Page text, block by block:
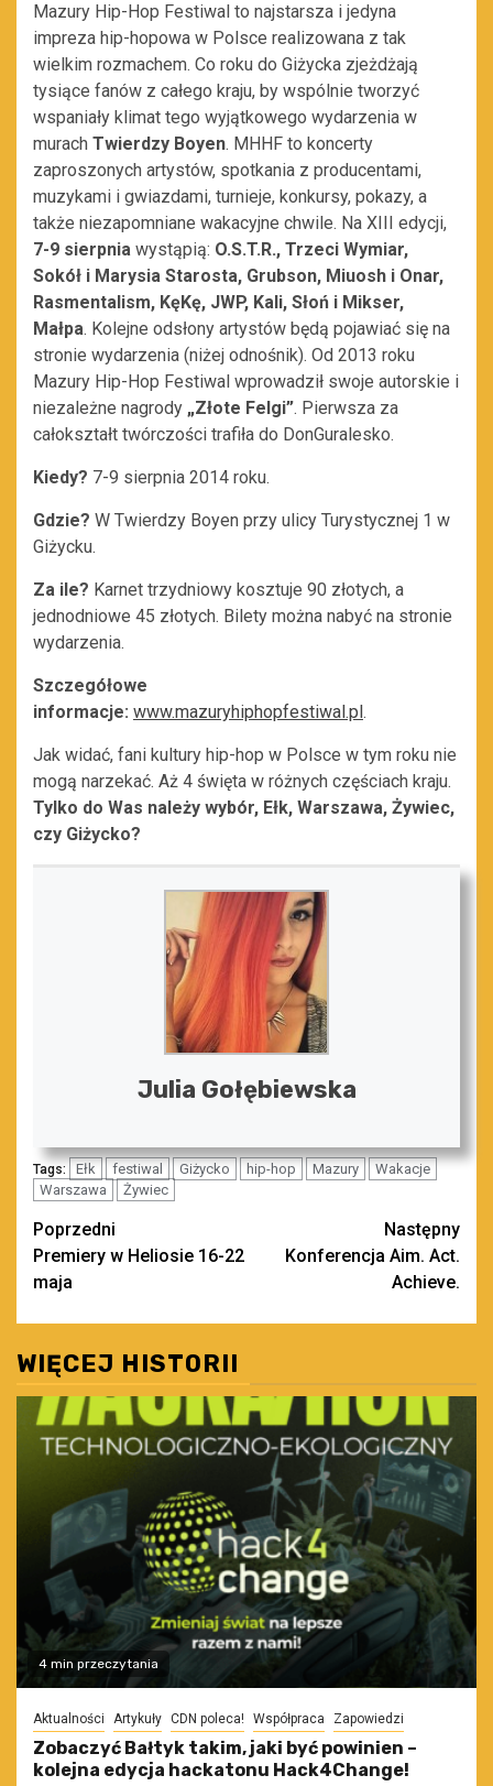
Mazury Hip-Hop Festiwal to najstarsza i jedyna
impreza hip-hopowa w Polsce realizowana z tak
wielkim rozmachem. Co roku do Giżycka zjeżdżają
tysiące fanów z całego kraju, by wspólnie tworzyć
wspaniały klimat tego wyjątkowego wydarzenia w
murach Twierdzy Boyen. MHHF to koncerty
zaproszonych artystów, spotkania z producentami,
muzykami i gwiazdami, turnieje, konkursy, pokazy, a
także niezapomniane wakacyjne chwile. Na XIII edycji,
7-9 sierpnia wystąpią: O.S.T.R., Trzeci Wymiar,
Sokół i Marysia Starosta, Grubson, Miuosh i Onar,
Rasmentalism, KęKę, JWP, Kali, Słoń i Mikser,
Małpa. Kolejne odsłony artystów będą pojawiać się na
stronie wydarzenia (niżej odnośnik). Od 2013 roku
Mazury Hip-Hop Festiwal wprowadził swoje autorskie i
niezależne nagrody „Złote Felgi”. Pierwsza za
całokształt twórczości trafiła do DonGuralesko.
Kiedy? 7-9 sierpnia 2014 roku.
Gdzie? W Twierdzy Boyen przy ulicy Turystycznej 1 w
Giżycku.
Za ile? Karnet trzydniowy kosztuje 90 złotych, a
jednodniowe 45 złotych. Bilety można nabyć na stronie
wydarzenia.
Szczegółowe
informacje: www.mazuryhiphopfestiwal.pl .
Jak widać, fani kultury hip-hop w Polsce w tym roku nie
mogą narzekać. Aż 4 święta w różnych częściach kraju.
Tylko do Was należy wybór, Ełk, Warszawa, Żywiec,
czy Giżycko?
Julia Gołębiewska
Tags: Ełk festiwal Giżycko hip-hop Mazury
Wakacje
Warszawa
Żywiec
Zobacz
wpisy
Poprzedni
Premiery w Heliosie 16-22
maja
Następny
Konferencja Aim. Act.
Achieve.
WIĘCEJ HISTORII
4 min przeczytania
Aktualności Artykuły CDN poleca! Współpraca Zapowiedzi
Zobaczyć Bałtyk takim, jaki być powinien –
kolejna edycja hackatonu Hack4Change!